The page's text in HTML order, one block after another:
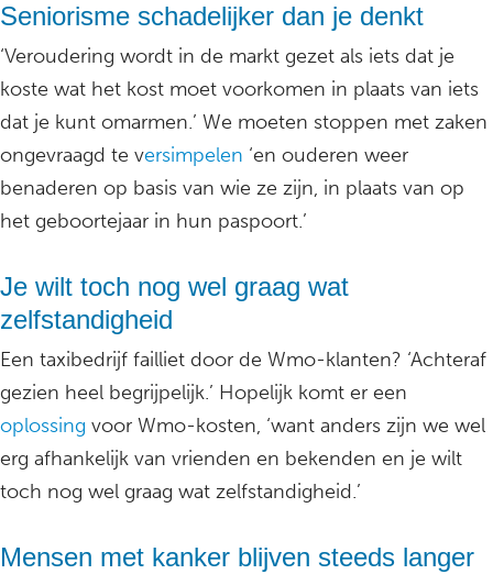
Seniorisme schadelijker dan je denkt
‘Veroudering wordt in de markt gezet als iets dat je
koste wat het kost moet voorkomen in plaats van iets
dat je kunt omarmen.’ We moeten stoppen met zaken
ongevraagd te versimpelen ‘en ouderen weer
benaderen op basis van wie ze zijn, in plaats van op
het geboortejaar in hun paspoort.’
Je wilt toch nog wel graag wat
zelfstandigheid
Een taxibedrijf failliet door de Wmo-klanten? ‘Achteraf
gezien heel begrijpelijk.’ Hopelijk komt er een
oplossing voor Wmo-kosten, ‘want anders zijn we wel
erg afhankelijk van vrienden en bekenden en je wilt
toch nog wel graag wat zelfstandigheid.’
Mensen met kanker blijven steeds langer